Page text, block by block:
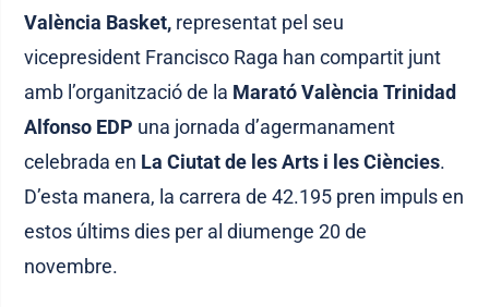
València Basket, representat pel seu
vicepresident Francisco Raga han compartit junt
amb l’organització de la Marató València Trinidad
Alfonso EDP una jornada d’agermanament
celebrada en La Ciutat de les Arts i les Ciències.
D’esta manera, la carrera de 42.195 pren impuls en
estos últims dies per al diumenge 20 de
novembre.